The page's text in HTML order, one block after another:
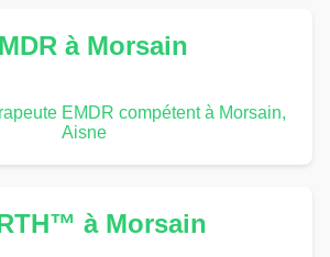
à Morsain
EMDR compétent à Morsain,
Aisne
à Morsain